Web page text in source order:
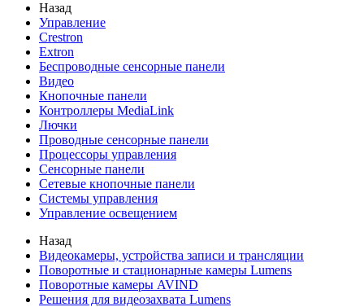
Назад
Управление
Crestron
Extron
Беспроводные сенсорные панели
Видео
Кнопочные панели
Контроллеры MediaLink
Лючки
Проводные сенсорные панели
Процессоры управления
Сенсорные панели
Сетевые кнопочные панели
Системы управления
Управление освещением
Назад
Видеокамеры, устройства записи и трансляции
Поворотные и стационарные камеры Lumens
Поворотные камеры AVIND
Решения для видеозахвата Lumens